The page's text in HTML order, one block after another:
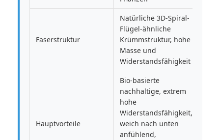
Faserstruktur
Natürliche 3D-Spiral-
Flügel-ähnliche
Krümmstruktur, hohe
Masse und
Widerstandsfähigkeit
Hauptvorteile
Bio-basierte
nachhaltige, extrem
hohe
Widerstandsfähigkeit,
weich nach unten
anfühlend,